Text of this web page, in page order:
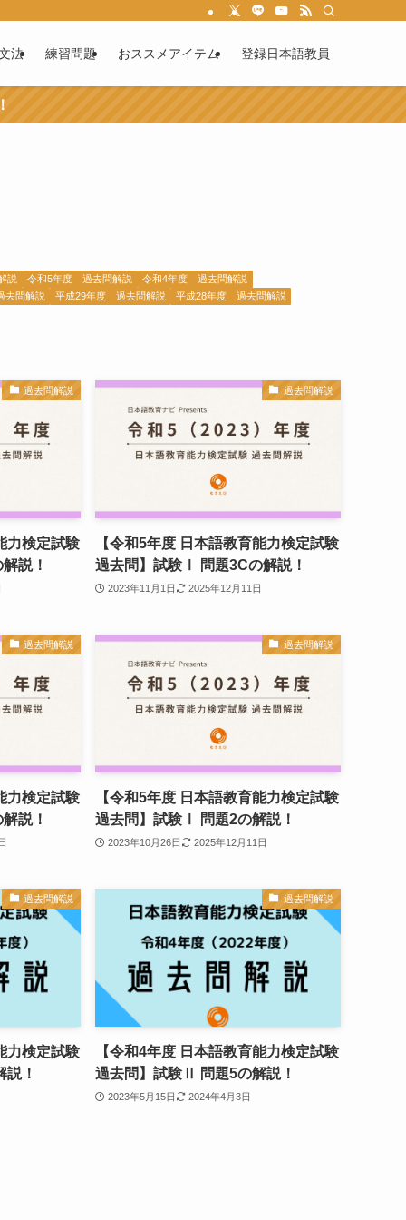
法 練習問題 おススメアイテム 登録日本語教員
説 令和5年度 過去問解説
令和4年度 過去問解説
問解説 平成29年度 過去問解説
平成28年度 過去問解説
過去問解説
力検定試験
説！
過去問解説
【令和5年度 日本語教育能力検定試験
過去問】試験Ⅰ 問題3Cの解説！
2023年11月1日 2025年12月11日
過去問解説
力検定試験
説！
過去問解説
【令和5年度 日本語教育能力検定試験
過去問】試験Ⅰ 問題2の解説！
2023年10月26日 2025年12月11日
過去問解説
力検定試験
！
過去問解説
【令和4年度 日本語教育能力検定試験
過去問】試験Ⅱ 問題5の解説！
2023年5月15日 2024年4月3日